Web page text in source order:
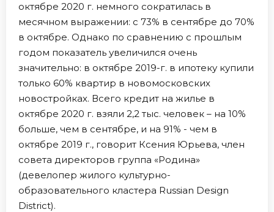
октябре 2020 г. немного сократилась в
месячном выражении: с 73% в сентябре до 70%
в октябре. Однако по сравнению с прошлым
годом показатель увеличился очень
значительно: в октябре 2019-г. в ипотеку купили
только 60% квартир в новомосковских
новостройках. Всего кредит на жилье в
октябре 2020 г. взяли 2,2 тыс. человек – на 10%
больше, чем в сентябре, и на 91% - чем в
октябре 2019 г., говорит Ксения Юрьева, член
совета директоров группа «Родина»
(девелопер жилого культурно-
образовательного кластера Russian Design
District).